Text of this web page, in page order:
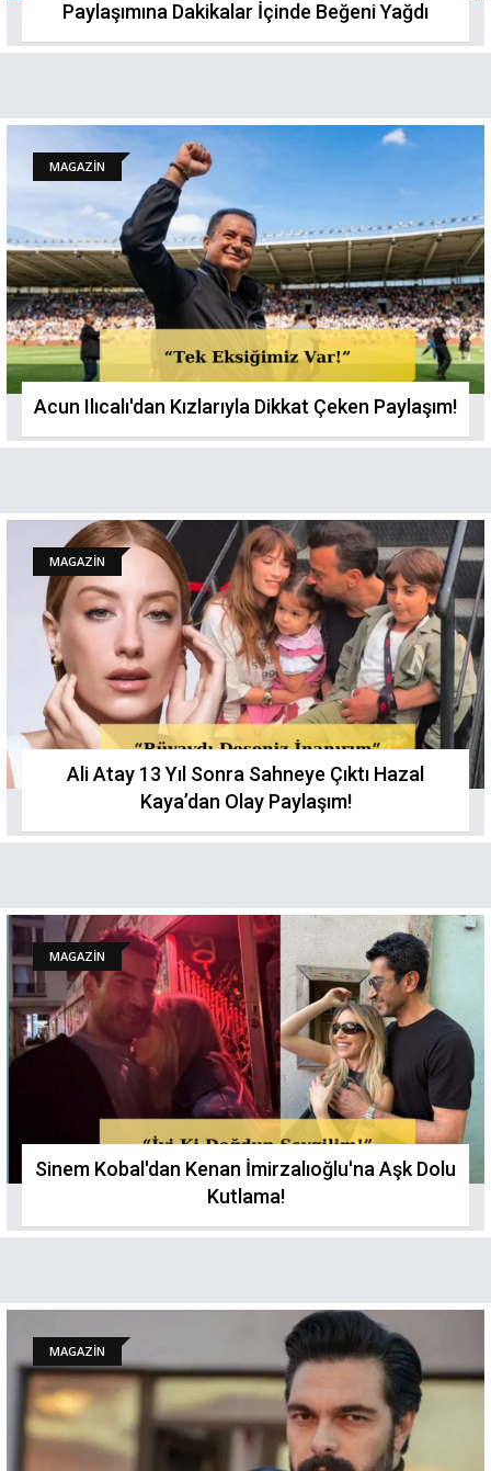
Paylaşımına Dakikalar İçinde Beğeni Yağdı
MAGAZİN
Acun Ilıcalı'dan Kızlarıyla Dikkat Çeken Paylaşım!
MAGAZİN
Ali Atay 13 Yıl Sonra Sahneye Çıktı Hazal
Kaya’dan Olay Paylaşım!
MAGAZİN
Sinem Kobal'dan Kenan İmirzalıoğlu'na Aşk Dolu
Kutlama!
MAGAZİN